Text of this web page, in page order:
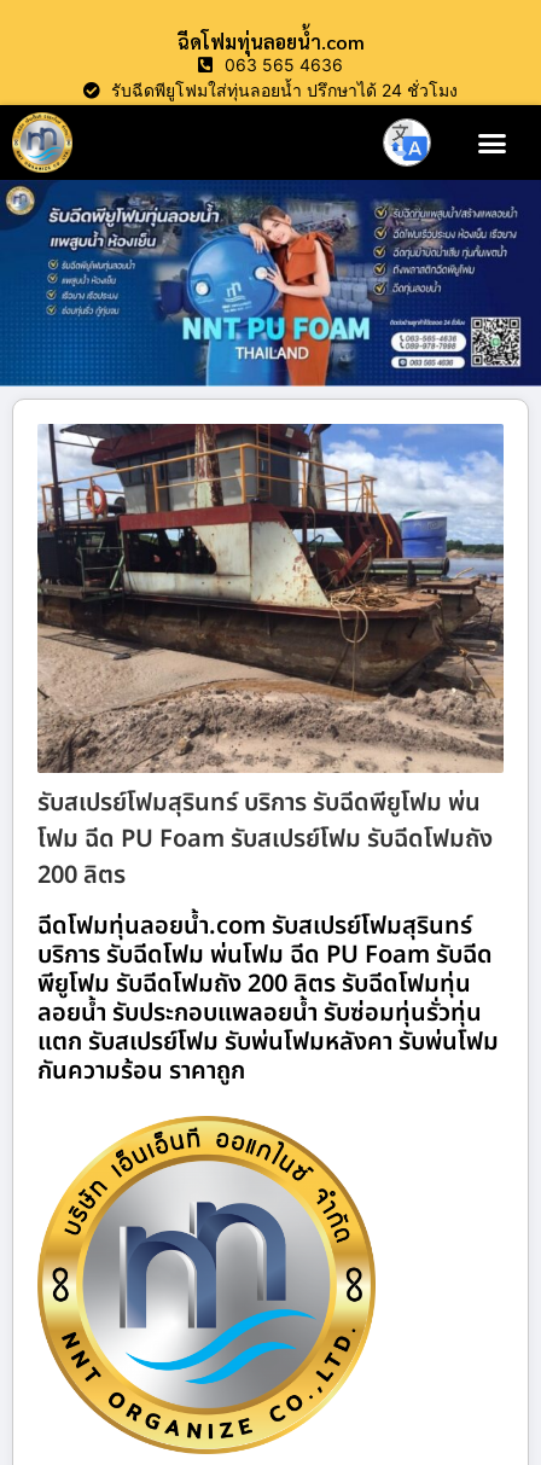
ฉีดโฟมทุ่นลอยน้ำ.com
063 565 4636
รับฉีดพียูโฟมใส่ทุ่นลอยน้ำ ปรึกษาได้ 24 ชั่วโมง
รับสเปรย์โฟมสุรินทร์ บริการ รับฉีดพียูโฟม พ่น
โฟม ฉีด PU Foam รับสเปรย์โฟม รับฉีดโฟมถัง
200 ลิตร
ฉีดโฟมทุ่นลอยน้ำ.com รับสเปรย์โฟมสุรินทร์
บริการ รับฉีดโฟม พ่นโฟม ฉีด PU Foam รับฉีด
พียูโฟม รับฉีดโฟมถัง 200 ลิตร รับฉีดโฟมทุ่น
ลอยน้ำ รับประกอบแพลอยน้ำ รับซ่อมทุ่นรั่วทุ่น
แตก รับสเปรย์โฟม รับพ่นโฟมหลังคา รับพ่นโฟม
กันความร้อน ราคาถูก